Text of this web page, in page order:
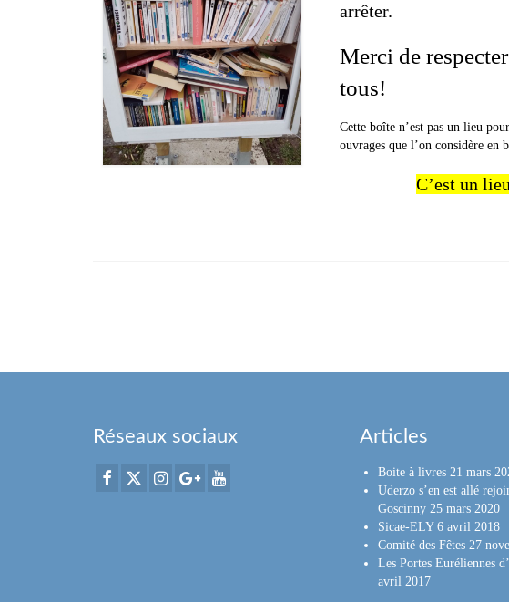
arrêter.
Merci de
tous!
Cette boîte n’est pas un lieu
ouvrages que l’on considère en
C’est un
Réseaux sociaux Articles
Boite à livres 21 mars
Uderzo s’en est allé
Goscinny 25 mars 2020
Sicae-ELY 6 avril 2018
Comité des Fêtes 27
Les Portes Euréliennes
avril 2017